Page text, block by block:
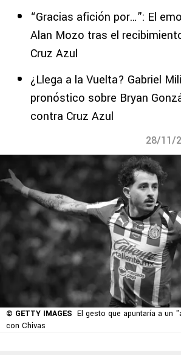
“Gracias afición por…”: El
Alan Mozo tras el
Cruz Azul
¿Llega a la Vuelta? Gabriel
pronóstico sobre Bryan
contra Cruz Azul
28/11/
© GETTY IMAGES El gesto que apuntaría a un
con Chivas